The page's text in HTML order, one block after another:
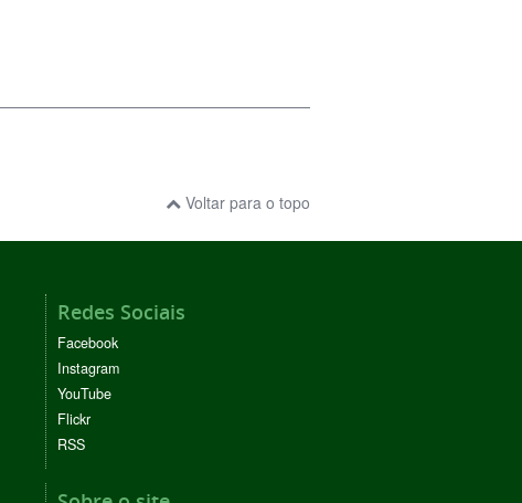
Voltar para o topo
Redes Sociais
Facebook
Instagram
YouTube
Flickr
RSS